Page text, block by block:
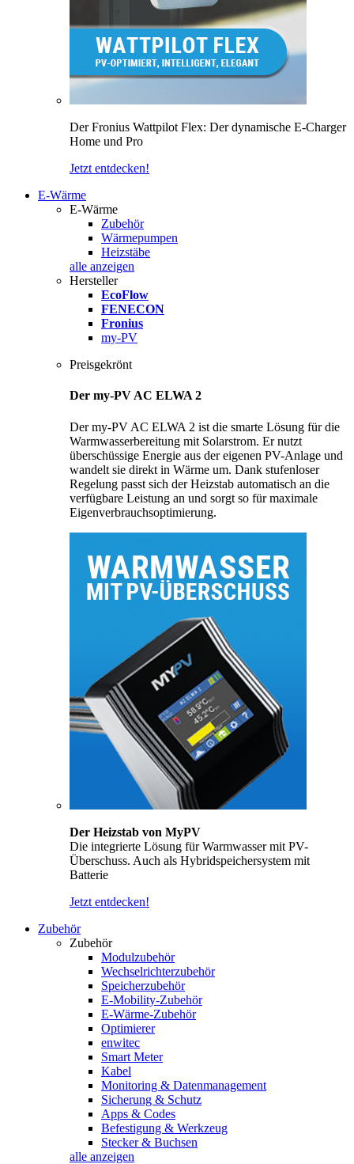
Der Fronius Wattpilot Flex: Der dynamische E-Charger
Home und Pro
Jetzt entdecken!
E-Wärme
E-Wärme
Zubehör
Wärmepumpen
Heizstäbe
alle anzeigen
Hersteller
EcoFlow
FENECON
Fronius
my-PV
Preisgekrönt
Der my-PV AC ELWA 2
Der my-PV AC ELWA 2 ist die smarte Lösung für die
Warmwasserbereitung mit Solarstrom. Er nutzt
überschüssige Energie aus der eigenen PV-Anlage und
wandelt sie direkt in Wärme um. Dank stufenloser
Regelung passt sich der Heizstab automatisch an die
verfügbare Leistung an und sorgt so für maximale
Eigenverbrauchsoptimierung.
Der Heizstab von MyPV
Die integrierte Lösung für Warmwasser mit PV-
Überschuss. Auch als Hybridspeichersystem mit
Batterie
Jetzt entdecken!
Zubehör
Zubehör
Modulzubehör
Wechselrichterzubehör
Speicherzubehör
E-Mobility-Zubehör
E-Wärme-Zubehör
Optimierer
enwitec
Smart Meter
Kabel
Monitoring & Datenmanagement
Sicherung & Schutz
Apps & Codes
Befestigung & Werkzeug
Stecker & Buchsen
alle anzeigen